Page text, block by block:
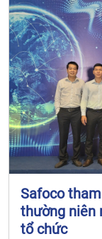
Safoco
thường niên
tổ chức